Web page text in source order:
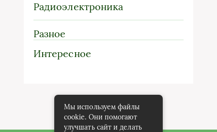
Радиоэлектроника
Разное
Интересное
Мы используем файлы
cookie. Они помогают
улучшать сайт и делать